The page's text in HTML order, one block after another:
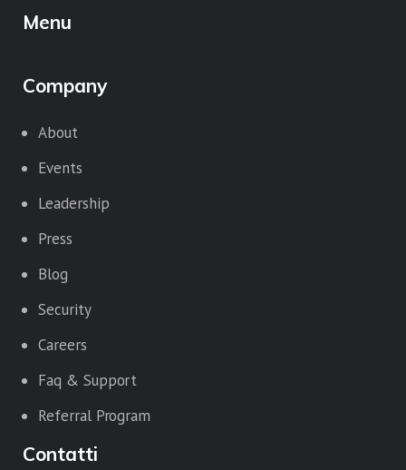
Menu
Company
About
Events
Leadership
Press
Blog
Security
Careers
Faq & Support
Referral Program
Contatti